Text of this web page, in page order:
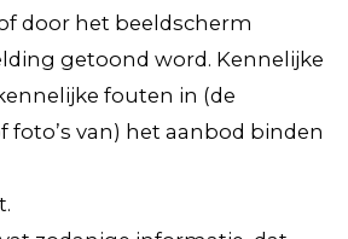
door het beeldscherm
getoond word. Kennelijke
fouten in (de
foto’s van) het aanbod binden